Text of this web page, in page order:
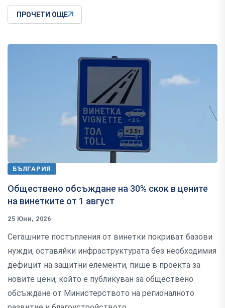
ПРОЧЕТИ ОЩЕ
БЪЛГАРИЯ
Обществено обсъждане на 30% скок в цените
на винетките от 1 август
25 Юни, 2026
Сегашните постъпления от винетки покриват базови
нужди, оставяйки инфраструктурата без необходимия
дефицит на защитни елементи, пише в проекта за
новите цени, който е публикуван за обществено
обсъждане от Министерството на регионалното